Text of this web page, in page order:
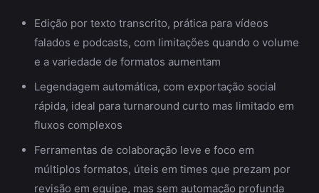
Edição por texto transcrito, prática para vídeos
falados e podcasts, com limitações quando o volume
e a variedade de formatos aumentam
Legendagem automática, com exportação social
rápida, ideal para turnaround curto mas limitado em
fluxos complexos
Ferramentas de colaboração leve e foco em
múltiplos formatos, úteis em times que prezam por
revisão em equipe, mas sem automação profunda